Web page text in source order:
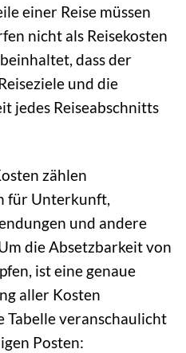
einer Reise müssen
nicht als Reisekosten
dass der
und die
jedes Reiseabschnitts
zählen
für Unterkunft,
und andere
die Absetzbarkeit von
ist eine genaue
aller Kosten
Tabelle veranschaulicht
Posten: